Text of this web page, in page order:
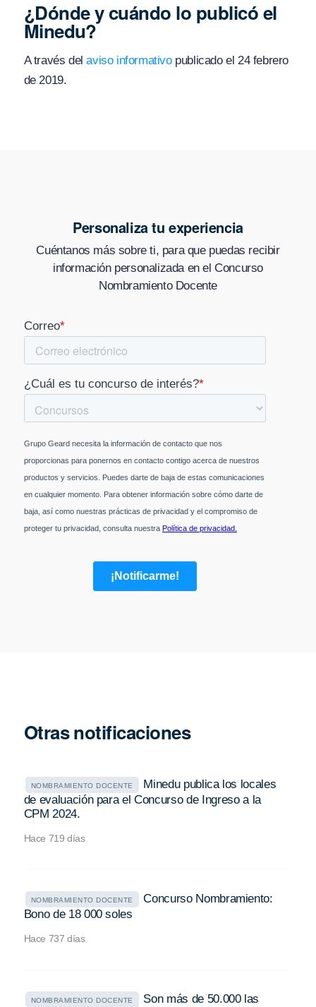
¿Dónde y cuándo lo publicó el
Minedu?
A través delaviso informativopublicado el 24 febrero
de 2019.
Personaliza tu experiencia
Cuéntanos más sobre ti, para que puedas recibir
información personalizada enel Concurso
Nombramiento Docente
Otras notificaciones
NOMBRAMIENTO DOCENTE
Minedu publica los locales
de evaluación para el Concurso de Ingreso a la
CPM 2024.
Hace 719 días
NOMBRAMIENTO DOCENTE
Concurso Nombramiento:
Bono de 18 000 soles
Hace 737 días
NOMBRAMIENTO DOCENTE
Son más de 50.000 las